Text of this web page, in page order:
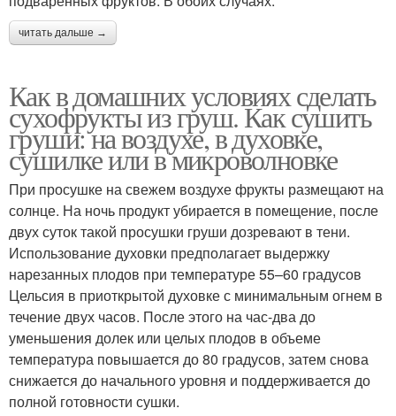
читать дальше →
Как в домашних условиях сделать
сухофрукты из груш. Как сушить
груши: на воздухе, в духовке,
сушилке или в микроволновке
При просушке на свежем воздухе фрукты размещают на
солнце. На ночь продукт убирается в помещение, после
двух суток такой просушки груши дозревают в тени.
Использование духовки предполагает выдержку
нарезанных плодов при температуре 55–60 градусов
Цельсия в приоткрытой духовке с минимальным огнем в
течение двух часов. После этого на час-два до
уменьшения долек или целых плодов в объеме
температура повышается до 80 градусов, затем снова
снижается до начального уровня и поддерживается до
полной готовности сушки.